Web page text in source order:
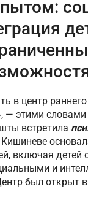
в центр
— этими словами
встретила
включая детей
и
был открыт в